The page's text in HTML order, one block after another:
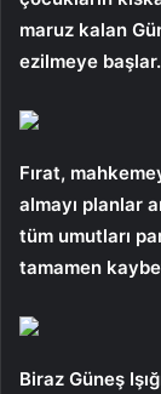
maruz kalan
ezilmeye başlar.
Fırat,
almayı planlar
tüm umutları
tamamen
Biraz Güneş